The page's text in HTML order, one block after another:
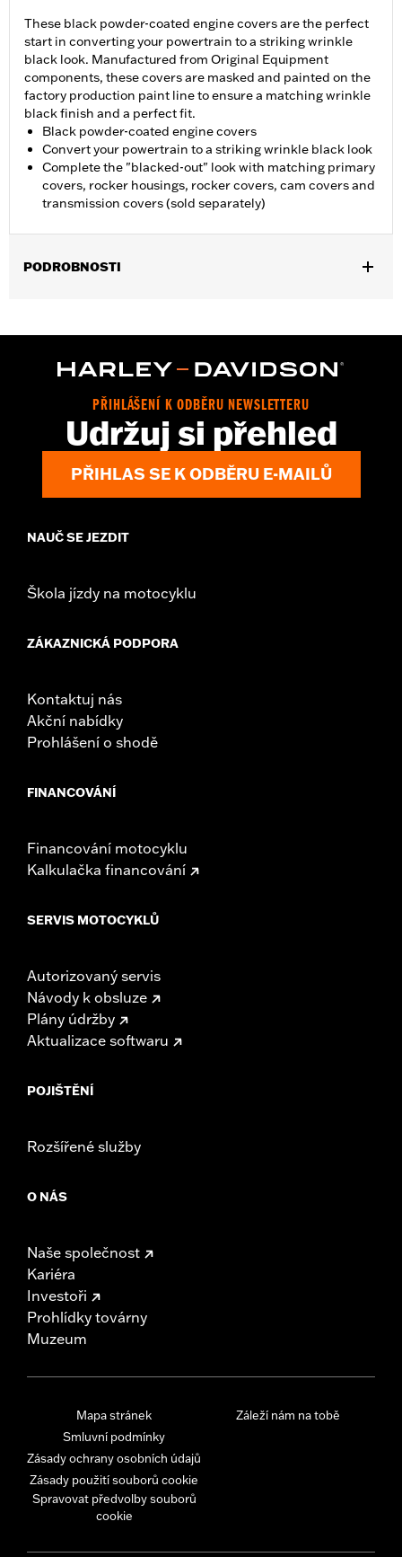
These black powder-coated engine covers are the perfect
start in converting your powertrain to a striking wrinkle
black look. Manufactured from Original Equipment
components, these covers are masked and painted on the
factory production paint line to ensure a matching wrinkle
black finish and a perfect fit.
Black powder-coated engine covers
Convert your powertrain to a striking wrinkle black look
Complete the "blacked-out" look with matching primary
covers, rocker housings, rocker covers, cam covers and
transmission covers (sold separately)
PODROBNOSTI
WARRANTY:,,,,,,,,,,,,,,,,,,,,,,,,,,,,,,,,,,,,,,,,,,,,,,,,,,,,,,,,,,,,,,,,
purchase of new gaskets. See dealer for information.
PŘIHLÁŠENÍ K ODBĚRU NEWSLETTERU
Udržuj si přehled
PŘIHLAS SE K ODBĚRU E-MAILŮ
NAUČ SE JEZDIT
Škola jízdy na motocyklu
ZÁKAZNICKÁ PODPORA
Kontaktuj nás
Akční nabídky
Prohlášení o shodě
FINANCOVÁNÍ
Financování motocyklu
Kalkulačka financování
SERVIS MOTOCYKLŮ
Autorizovaný servis
Návody k obsluze
Plány údržby
Aktualizace softwaru
POJIŠTĚNÍ
Rozšířené služby
O NÁS
Naše společnost
Kariéra
Investoři
Prohlídky továrny
Muzeum
Mapa stránek
Smluvní podmínky
Zásady ochrany osobních údajů
Zásady použití souborů cookie
Spravovat předvolby souborů
cookie
Záleží nám na tobě